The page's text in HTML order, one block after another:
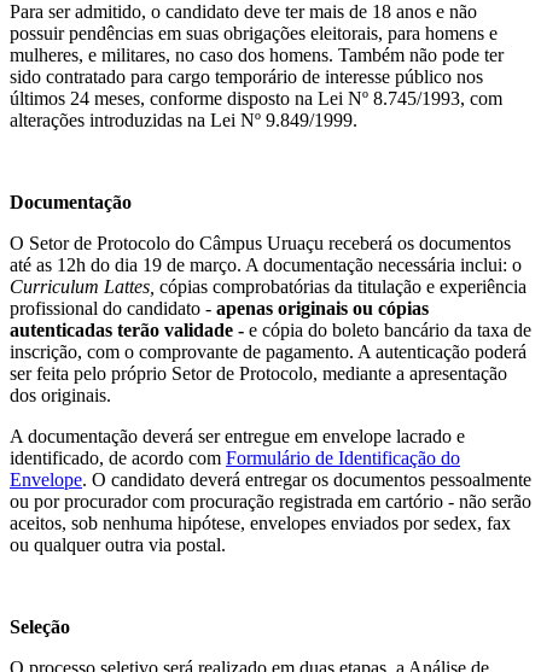
Para ser admitido, o candidato deve ter mais de 18 anos e não
possuir pendências em suas obrigações eleitorais, para homens e
mulheres, e militares, no caso dos homens. Também não pode ter
sido contratado para cargo temporário de interesse público nos
últimos 24 meses, conforme disposto na Lei Nº 8.745/1993, com
alterações introduzidas na Lei Nº 9.849/1999.
Documentação
O Setor de Protocolo do Câmpus Uruaçu receberá os documentos
até as 12h do dia 19 de março. A documentação necessária inclui: o
Curriculum Lattes, cópias comprobatórias da titulação e experiência
profissional do candidato - apenas originais ou cópias
autenticadas terão validade - e cópia do boleto bancário da taxa de
inscrição, com o comprovante de pagamento. A autenticação poderá
ser feita pelo próprio Setor de Protocolo, mediante a apresentação
dos originais.
A documentação deverá ser entregue em envelope lacrado e
identificado, de acordo com Formulário de Identificação do
Envelope. O candidato deverá entregar os documentos pessoalmente
ou por procurador com procuração registrada em cartório - não serão
aceitos, sob nenhuma hipótese, envelopes enviados por sedex, fax
ou qualquer outra via postal.
Seleção